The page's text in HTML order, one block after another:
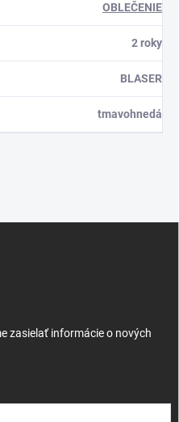
OBLEČENIE
2 roky
BLASER
tmavohnedá
zasielať informácie o nových